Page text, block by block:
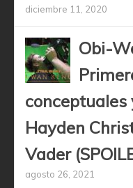
diciembre 11, 2020
Obi-
conceptuales
Hayden
Vader
agosto 26, 2021